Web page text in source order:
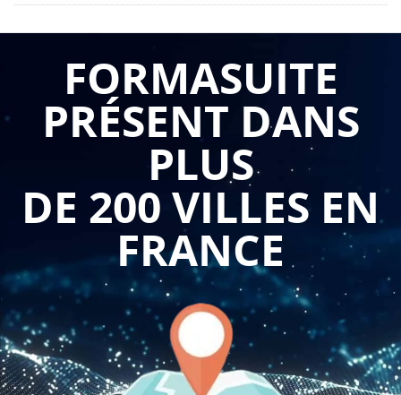
FORMASUITE
PRÉSENT DANS
PLUS
DE 200 VILLES EN
FRANCE